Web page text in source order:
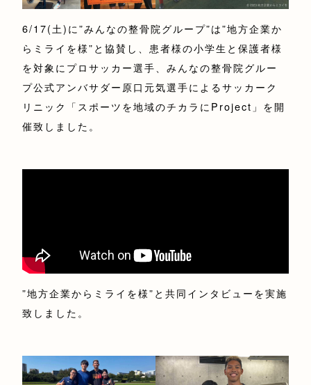
6/17(土)に”みんなの整骨院グループ”は”地方企業か
らミライを様”と協賛し、患者様の小学生と保護者様
を対象にプロサッカー選手、みんなの整骨院グルー
プ公式アンバサダー原口元気選手によるサッカーク
リニック「スポーツを地域のチカラにProject」を開
催致しました。
”地方企業からミライを様”と共同インタビューを実施
致しました。